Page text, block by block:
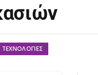
ΤΕΧΝΟΛΟΓΊΕΣ